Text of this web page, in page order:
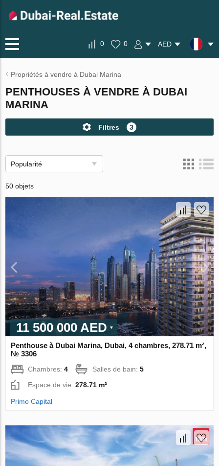
0 0 AED
Propriétés à vendre à Dubai Marina
PENTHOUSES À VENDRE À DUBAI
MARINA
Filtres 3
Popularité
50 objets
11 500 000 AED
Penthouse à Dubai Marina, Dubai, 4 chambres, 278.71 m²,
№ 3306
Chambres:4 Salles de bain:5
Espace de vie:278.71 m²
Primo Capital